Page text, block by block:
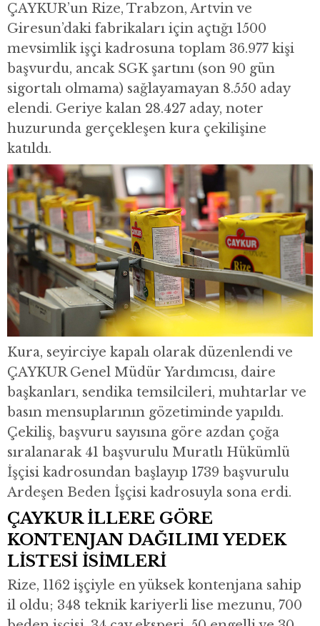
ÇAYKUR’un Rize, Trabzon, Artvin ve
Giresun’daki fabrikaları için açtığı 1500
mevsimlik işçi kadrosuna toplam 36.977 kişi
başvurdu, ancak SGK şartını (son 90 gün
sigortalı olmama) sağlayamayan 8.550 aday
elendi. Geriye kalan 28.427 aday, noter
huzurunda gerçekleşen kura çekilişine
katıldı.
Kura, seyirciye kapalı olarak düzenlendi ve
ÇAYKUR Genel Müdür Yardımcısı, daire
başkanları, sendika temsilcileri, muhtarlar ve
basın mensuplarının gözetiminde yapıldı.
Çekiliş, başvuru sayısına göre azdan çoğa
sıralanarak 41 başvurulu Muratlı Hükümlü
İşçisi kadrosundan başlayıp 1739 başvurulu
Ardeşen Beden İşçisi kadrosuyla sona erdi.
ÇAYKUR İLLERE GÖRE
KONTENJAN DAĞILIMI YEDEK
LİSTESİ İSİMLERİ
Rize, 1162 işçiyle en yüksek kontenjana sahip
il oldu; 348 teknik kariyerli lise mezunu, 700